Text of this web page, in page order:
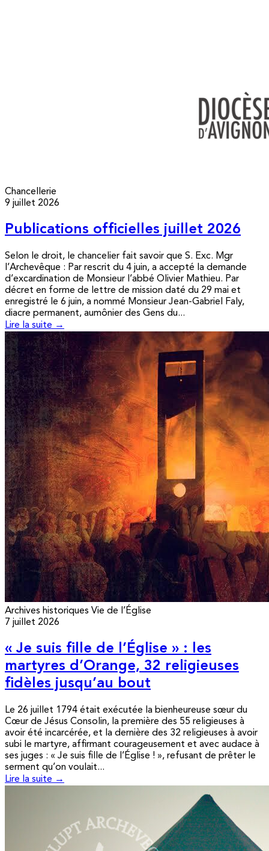
Chancellerie
9 juillet 2026
Publications officielles juillet 2026
Selon le droit, le chancelier fait savoir que S. Exc. Mgr
l’Archevêque : Par rescrit du 4 juin, a accepté la demande
d’excardination de Monsieur l’abbé Olivier Mathieu. Par
décret en forme de lettre de mission daté du 29 mai et
enregistré le 6 juin, a nommé Monsieur Jean-Gabriel Faly,
diacre permanent, aumônier des Gens du...
Lire la suite →
Archives historiques Vie de l’Église
7 juillet 2026
« Je suis fille de l’Église » : les
martyres d’Orange, 32 religieuses
fidèles jusqu’au bout
Le 26 juillet 1794 était exécutée la bienheureuse sœur du
Cœur de Jésus Consolin, la première des 55 religieuses à
avoir été incarcérée, et la dernière des 32 religieuses à avoir
subi le martyre, affirmant courageusement et avec audace à
ses juges : « Je suis fille de l’Église ! », refusant de prêter le
serment qu’on voulait...
Lire la suite →